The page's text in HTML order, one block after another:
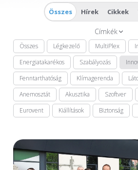
Összes Hírek Cikkek
Címkék
Összes Légkezelő MultiPlex
Energiatakarékos
Szabályozás
Fenntarthatóság
Klímagerenda
Anemosztát
Akusztika Szoftver
Eurovent
Kiállítások Biztonság